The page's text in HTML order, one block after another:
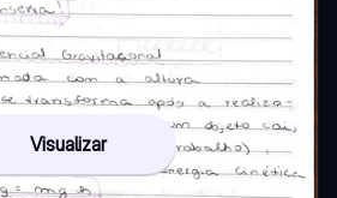
Visualizar